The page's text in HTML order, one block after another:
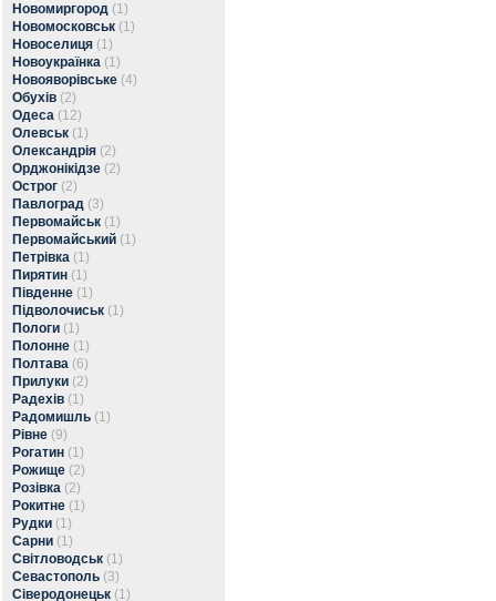
Новомиргород (1)
Новомосковськ (1)
Новоселиця (1)
Новоукраїнка (1)
Новояворівське (4)
Обухів (2)
Одеса (12)
Олевськ (1)
Олександрія (2)
Орджонікідзе (2)
Острог (2)
Павлоград (3)
Первомайськ (1)
Первомайський (1)
Петрівка (1)
Пирятин (1)
Південне (1)
Підволочиськ (1)
Пологи (1)
Полонне (1)
Полтава (6)
Прилуки (2)
Радехів (1)
Радомишль (1)
Рівне (9)
Рогатин (1)
Рожище (2)
Розівка (2)
Рокитне (1)
Рудки (1)
Сарни (1)
Світловодськ (1)
Севастополь (3)
Сіверодонецьк (1)